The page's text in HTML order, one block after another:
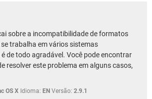
sobre a incompatibilidade de formatos
trabalha em vários sistemas
de todo agradável. Você pode encontrar
resolver este problema em alguns casos,
OS X Idioma: EN Versão: 2.9.1